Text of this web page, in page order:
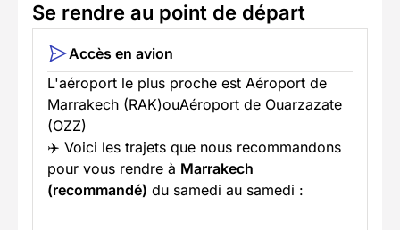
Se rendre au point de départ
Accès en avion
L'aéroport le plus proche est Aéroport de
Marrakech (RAK)ouAéroport de Ouarzazate
(OZZ)
✈️ Voici les trajets que nous recommandons
pour vous rendre à Marrakech
(recommandé) du samedi au samedi :